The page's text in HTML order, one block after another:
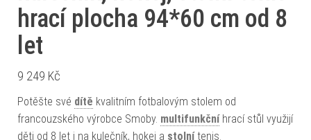
hrací plocha 94*60 cm od 8
let
9 249 Kč
Potěšte své dítě kvalitním fotbalovým stolem od
francouzského výrobce Smoby. multifunkčníhrací stůl využijí
děti od 8 let i na kulečník, hokej a stolnítenis.